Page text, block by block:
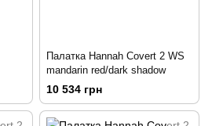
Палатка Hannah Covert 2 WS
mandarin red/dark shadow
10 534 грн